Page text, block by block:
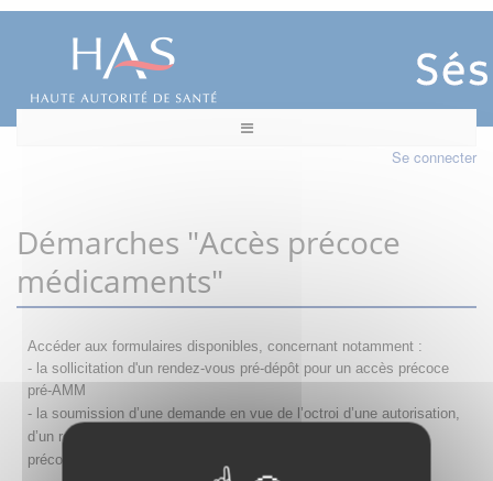
Se connecter
Démarches "Accès précoce
médicaments"
Accéder aux formulaires disponibles, concernant notamment :
- la sollicitation d'un rendez-vous pré-dépôt pour un accès précoce
pré-AMM
- la soumission d’une demande en vue de l’octroi d’une autorisation,
d’un renouvellement, d’une modification ou d’un retrait d'accès
précoce